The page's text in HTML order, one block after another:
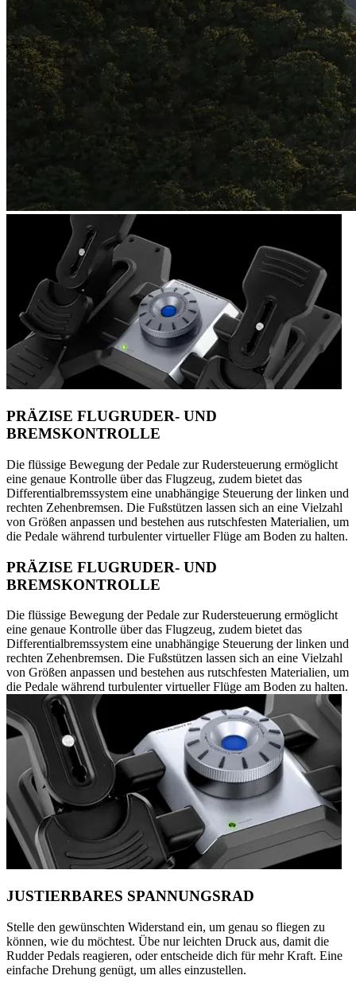
PRÄZISE FLUGRUDER- UND
BREMSKONTROLLE
Die flüssige Bewegung der Pedale zur Rudersteuerung ermöglicht
eine genaue Kontrolle über das Flugzeug, zudem bietet das
Differentialbremssystem eine unabhängige Steuerung der linken und
rechten Zehenbremsen. Die Fußstützen lassen sich an eine Vielzahl
von Größen anpassen und bestehen aus rutschfesten Materialien, um
die Pedale während turbulenter virtueller Flüge am Boden zu halten.
PRÄZISE FLUGRUDER- UND
BREMSKONTROLLE
Die flüssige Bewegung der Pedale zur Rudersteuerung ermöglicht
eine genaue Kontrolle über das Flugzeug, zudem bietet das
Differentialbremssystem eine unabhängige Steuerung der linken und
rechten Zehenbremsen. Die Fußstützen lassen sich an eine Vielzahl
von Größen anpassen und bestehen aus rutschfesten Materialien, um
die Pedale während turbulenter virtueller Flüge am Boden zu halten.
JUSTIERBARES SPANNUNGSRAD
Stelle den gewünschten Widerstand ein, um genau so fliegen zu
können, wie du möchtest. Übe nur leichten Druck aus, damit die
Rudder Pedals reagieren, oder entscheide dich für mehr Kraft. Eine
einfache Drehung genügt, um alles einzustellen.